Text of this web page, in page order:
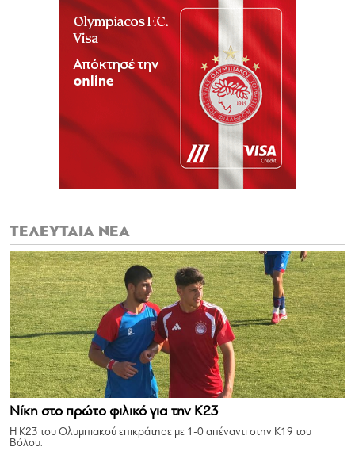
ΤΕΛΕΥΤΑΙΑ ΝΕΑ
Νίκη στο πρώτο φιλικό για την Κ23
Η Κ23 του Ολυμπιακού επικράτησε με 1-0 απέναντι στην Κ19 του
Βόλου.